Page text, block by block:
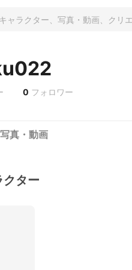
0 フォロワー
写真・動画
ター